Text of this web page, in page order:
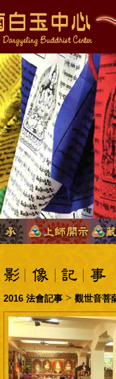
2016 法會記事 > 觀世音菩